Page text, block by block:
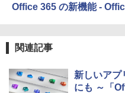
￥31,980
Office 365 の新機能 -
関連記事
新しいアプ
にも ～「